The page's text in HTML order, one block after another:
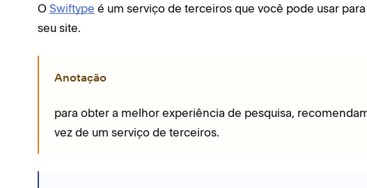
O Swiftype é um serviço de terceiros que você pode usar
seu site.
Anotação
para obter a melhor experiência de pesquisa,
vez de um serviço de terceiros.